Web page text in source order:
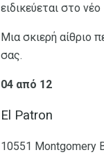
ειδικεύεται στο
Μια σκιερή αίθριο
σας.
04 από 12
El Patron
10551 Montgomery